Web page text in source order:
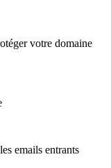
votre domaine
emails entrants